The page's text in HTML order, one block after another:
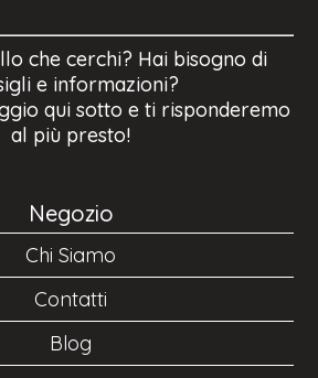
che cerchi? Hai bisogno di
e informazioni?
qui sotto e ti risponderemo
al più presto!
Negozio
Chi Siamo
Contatti
Blog